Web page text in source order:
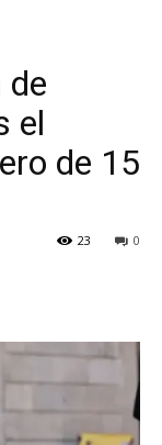
de
el
de 15
0
23